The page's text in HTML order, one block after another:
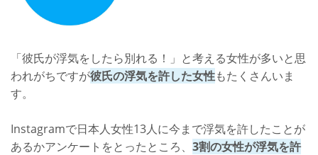
「彼氏が浮気をしたら別れる！」と考える女性が多いと思
われがちですが彼氏の浮気を許した女性もたくさんいま
す。
Instagramで日本人女性13人に今まで浮気を許したことが
あるかアンケートをとったところ、 3割の女性が浮気を許